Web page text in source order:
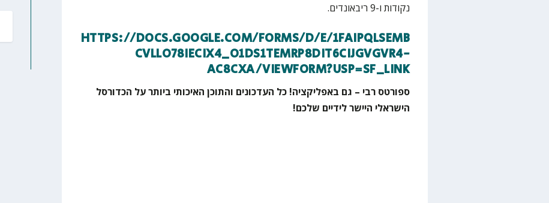
נקודות ו-9 ריבאונדים.
HTTPS://DOCS.GOOGLE.COM/FORMS/D/E/1FAIPQLSEMB
CVLLO78IECIX4_O1DS1TEMRP8DIT6CIJGVGVR4-
AC8CXA/VIEWFORM?USP=SF_LINK
ספורטס רבי – גם באפליקציה! כל העדכונים והתוכן האיכותי ביותר על הכדורסל
הישראלי היישר לידיים שלכם!